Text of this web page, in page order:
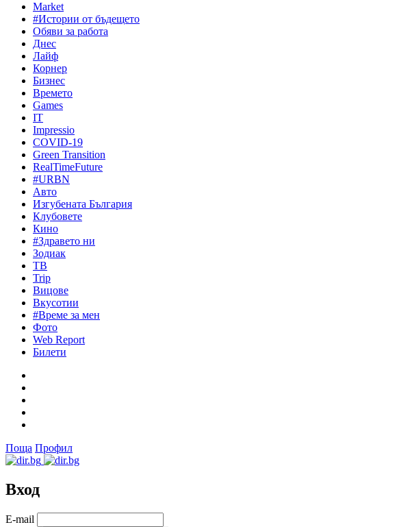
Market
#Истории от бъдещето
Обяви за работа
Днес
Лайф
Корнер
Бизнес
Времето
Games
IT
Impressio
COVID-19
Green Transition
RealTimeFuture
#URBN
Авто
Изгубената България
Клубовете
Кино
#Здравето ни
Зодиак
ТВ
Trip
Вицове
Вкусотии
#Време за мен
Фото
Web Report
Билети
Поща Профил
Вход
Е-mail